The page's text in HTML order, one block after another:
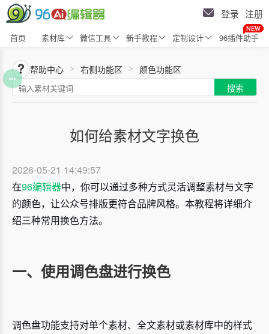
首页 素材库 微信工具 新手教程 定制设计 96插件助手
登录 注册
帮助中心 > 右侧功能区 >
颜色功能区
搜索
如何给素材文字换色
2026-05-21 14:49:57
在96编辑器中，你可以通过多种方式灵活调整素材与文字
的颜色，让公众号排版更符合品牌风格。本教程将详细介
绍三种常用换色方法。
一、使用调色盘进行换色
调色盘功能支持对单个素材、全文素材或素材库中的样式